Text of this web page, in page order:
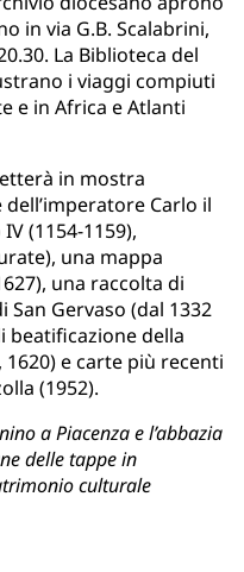
in via G.B. Scalabrini,
La Biblioteca del
i viaggi compiuti
e in Africa e Atlanti
in mostra
dell’imperatore Carlo il
(1154-1159),
una mappa
una raccolta di
Gervaso (dal 1332
beatificazione della
1620) e carte più recenti
(1952).
a Piacenza e l’abbazia
delle tappe in
culturale